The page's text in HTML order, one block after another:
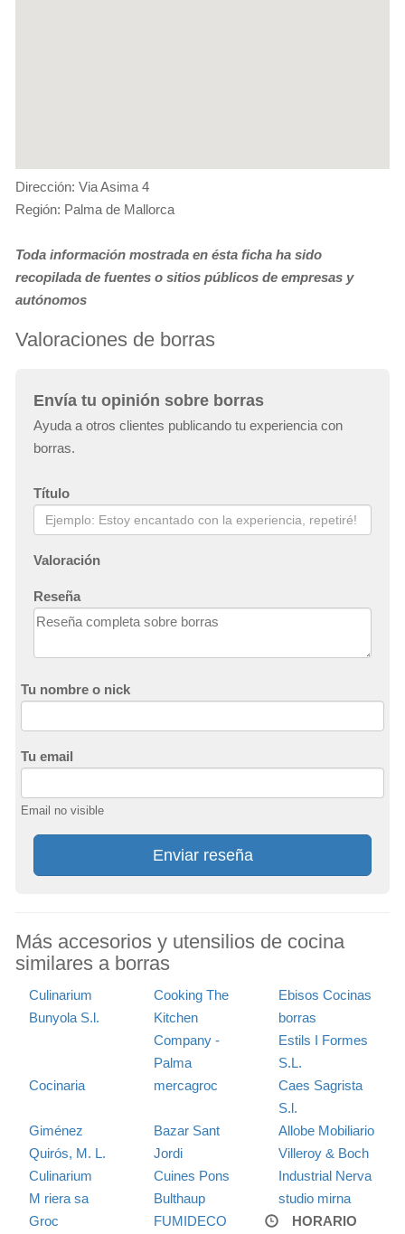
Dirección: Via Asima 4
Región: Palma de Mallorca
Toda información mostrada en ésta ficha ha sido
recopilada de fuentes o sitios públicos de empresas y
autónomos
Valoraciones de borras
Envía tu opinión sobre borras
Ayuda a otros clientes publicando tu experiencia con
borras.
Título
Valoración
Reseña
Tu nombre o nick
Tu email
Email no visible
Enviar reseña
Más accesorios y utensilios de cocina
similares a borras
Culinarium
Bunyola S.l.
Cooking The
Kitchen
Company -
Palma
Ebisos Cocinas
borras
Estils I Formes
S.L.
Cocinaria
mercagroc
Caes Sagrista
S.l.
Giménez
Quirós, M. L.
Bazar Sant
Jordi
Allobe Mobiliario
Villeroy & Boch
Culinarium
Cuines Pons
Industrial Nerva
M riera sa
Bulthaup
studio mirna
Groc
FUMIDECO
HORARIO